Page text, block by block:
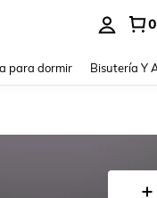
0
para dormir Bisutería Y